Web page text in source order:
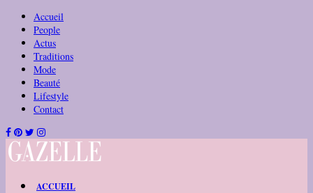
Accueil
People
Actus
Traditions
Mode
Beauté
Lifestyle
Contact
ACCUEIL